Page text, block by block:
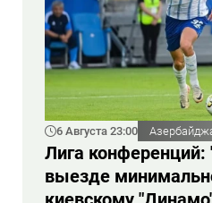
6 Августа 23:00
Лига конференций:
выезде